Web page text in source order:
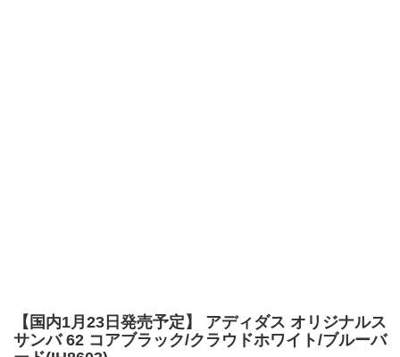
【国内1月23日発売予定】 アディダス オリジナルス
サンバ 62 コアブラック/クラウドホワイト/ブルーバ